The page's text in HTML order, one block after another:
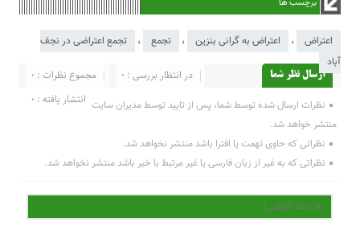
برچسب ها
اعتراض ، اعتراض به گرانی بنزین ، تجمع ،
تجمع اعتراضی در نجف
آباد
ارسال نظر شما مجموع نظرات : 0
در انتظار بررسی : 0
انتشار یافته : 0 نظرات ارسال شده توسط شما، پس از تایید توسط مدیران سایت
منتشر خواهد شد.
نظراتی که حاوی تهمت یا افترا باشد منتشر نخواهد شد.
نظراتی که به غیر از زبان فارسی یا غیر مرتبط با خبر باشد منتشر نخواهد شد.